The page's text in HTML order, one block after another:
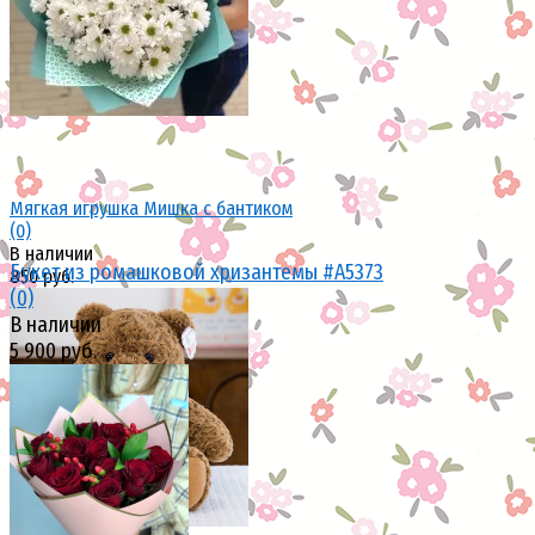
избранное сравнить
Мягкая игрушка Мишка с бантиком
(0)
В наличии
850 руб.
избранное сравнить
Букет из ромашковой хризантемы #A5373
(0)
В наличии
5 900 руб.